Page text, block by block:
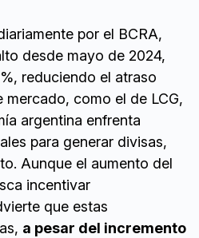
por el BCRA,
desde mayo de 2024,
reduciendo el atraso
mercado, como el de LCG,
argentina enfrenta
para generar divisas,
Aunque el aumento del
incentivar
que estas
a pesar del incremento